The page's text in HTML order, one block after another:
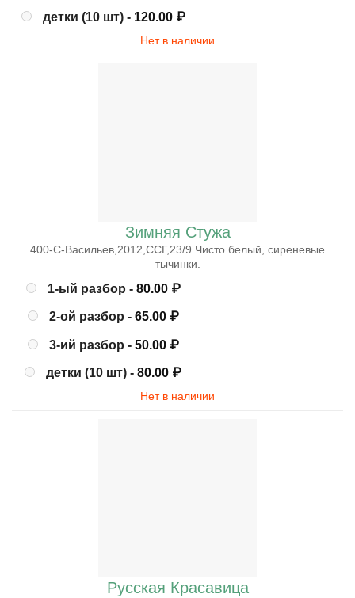
детки (10 шт) - 120.00 ₽
Нет в наличии
Зимняя Cтужа
400-С-Васильев,2012,ССГ,23/9 Чисто белый, сиреневые
тычинки.
1-ый разбор - 80.00 ₽
2-ой разбор - 65.00 ₽
3-ий разбор - 50.00 ₽
детки (10 шт) - 80.00 ₽
Нет в наличии
Русская Красавица